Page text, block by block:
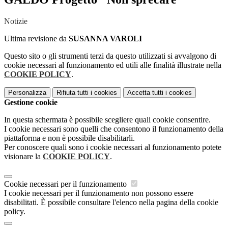
Notizie
Ultima revisione da SUSANNA VAROLI
Questo sito o gli strumenti terzi da questo utilizzati si avvalgono di
cookie necessari al funzionamento ed utili alle finalità illustrate nella
COOKIE POLICY.
Personalizza Rifiuta tutti i cookies Accetta tutti i cookies
Gestione cookie
In questa schermata è possibile scegliere quali cookie consentire.
I cookie necessari sono quelli che consentono il funzionamento della
piattaforma e non è possibile disabilitarli.
Per conoscere quali sono i cookie necessari al funzionamento potete
visionare la COOKIE POLICY.
Cookie necessari per il funzionamento
I cookie necessari per il funzionamento non possono essere
disabilitati. È possibile consultare l'elenco nella pagina della cookie
policy.